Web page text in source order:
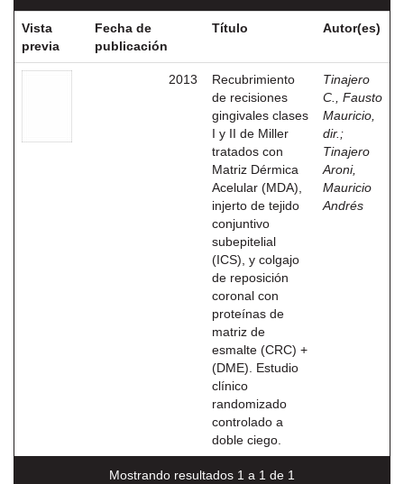
Vista
previa
Fecha de
publicación
Título Autor(es)
2013
Recubrimiento
de recisiones
gingivales clases
I y II de Miller
tratados con
Matriz Dérmica
Acelular (MDA),
injerto de tejido
conjuntivo
subepitelial
(ICS), y colgajo
de reposición
coronal con
proteínas de
matriz de
esmalte (CRC) +
(DME). Estudio
clínico
randomizado
controlado a
doble ciego.
Tinajero
C., Fausto
Mauricio,
dir. ;
Tinajero
Aroni,
Mauricio
Andrés
Mostrando resultados 1 a 1 de 1